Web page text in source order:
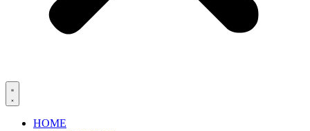
HOME